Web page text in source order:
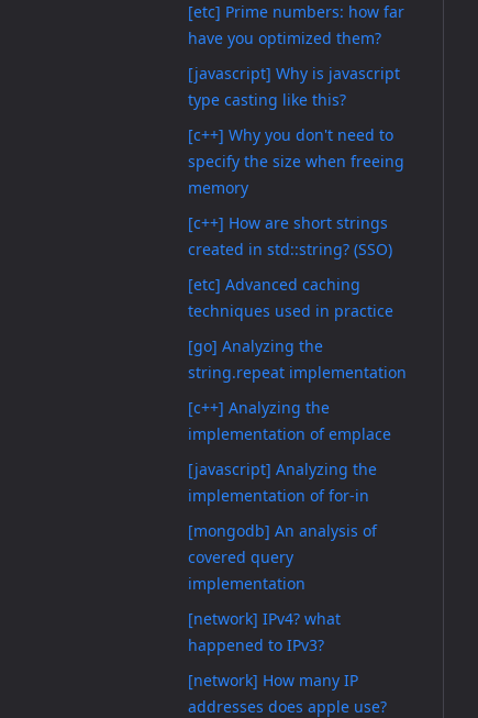
[etc] Prime numbers: how far
have you optimized them?
[javascript] Why is javascript
type casting like this?
[c++] Why you don't need to
specify the size when freeing
memory
[c++] How are short strings
created in std::string? (SSO)
[etc] Advanced caching
techniques used in practice
[go] Analyzing the
string.repeat implementation
[c++] Analyzing the
implementation of emplace
[javascript] Analyzing the
implementation of for-in
[mongodb] An analysis of
covered query
implementation
[network] IPv4? what
happened to IPv3?
[network] How many IP
addresses does apple use?